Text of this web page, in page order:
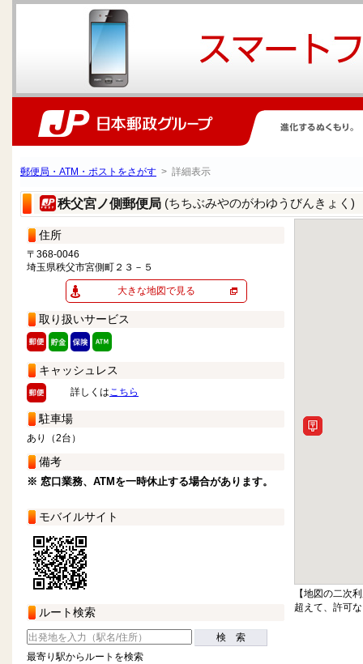
郵便局・ATM・ポストをさがす > 詳細表示
秩父宮ノ側郵便局 (ちちぶみやのがわゆうびんきょく)
住所
〒368-0046
埼玉県秩父市宮側町２３－５
大きな地図で見る
取り扱いサービス
キャッシュレス
詳しくはこちら
駐車場
あり（2台）
備考
※ 窓口業務、ATMを一時休止する場合があります。
モバイルサイト
ルート検索
検 索
最寄り駅からルートを検索
【地図の二次
超えて、許可